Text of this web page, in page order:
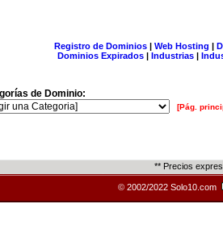
Registro de Dominios| Web Hosting |
Dominios Expirados | Industrias |
de Dominio:
[Pág.
** Precios
© 2002/2022 Solo10.com